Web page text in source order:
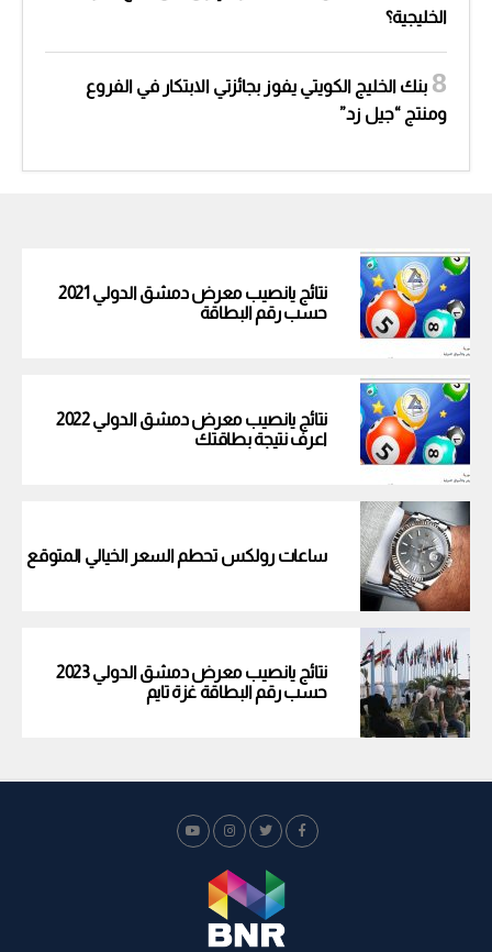
الخليجية؟
بنك الخليج الكويتي يفوز بجائزتي الابتكار في الفروع
ومنتج “جيل زد”
نتائج يانصيب معرض دمشق الدولي 2021
حسب رقم البطاقة
نتائج يانصيب معرض دمشق الدولي 2022
اعرف نتيجة بطاقتك
ساعات رولكس تحطم السعر الخيالي المتوقع
نتائج يانصيب معرض دمشق الدولي 2023
حسب رقم البطاقة غزة تايم